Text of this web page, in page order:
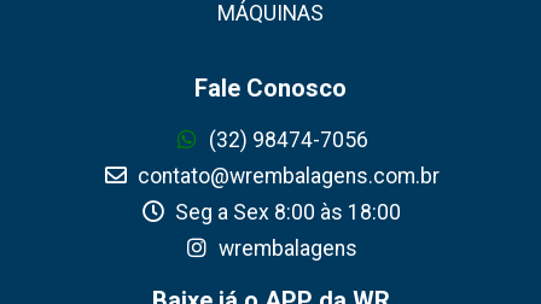
MÁQUINAS
Fale Conosco
(32) 98474-7056
contato@wrembalagens.com.br
Seg a Sex 8:00 às 18:00
wrembalagens